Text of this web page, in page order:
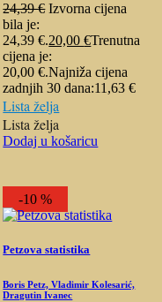
24,39€ Izvorna cijena
bila je:
24,39 €.20,00€Trenutna
cijena je:
20,00 €.Najniža cijena
zadnjih 30 dana:11,63€
Lista želja
Lista želja
Dodaj u košaricu
-10 %
Petzova statistika
Boris Petz, Vladimir Kolesarić,
Dragutin Ivanec